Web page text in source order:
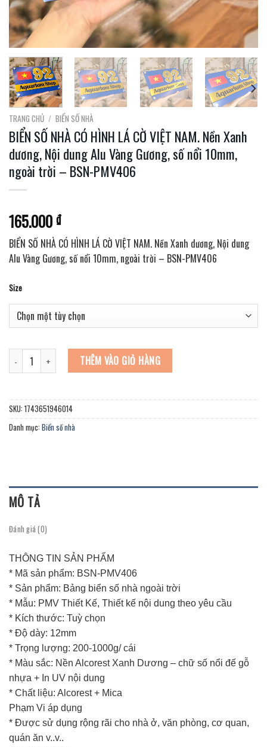
TRANG CHỦ / BIỂN SỐ NHÀ
BIỂN SỐ NHÀ CÓ HÌNH LÁ CỜ VIỆT NAM. Nền Xanh
dương, Nội dung Alu Vàng Gương, số nổi 10mm,
ngoài trời – BSN-PMV406
165.000 ₫
BIỂN SỐ NHÀ CÓ HÌNH LÁ CỜ VIỆT NAM. Nền Xanh dương, Nội dung
Alu Vàng Gương, số nổi 10mm, ngoài trời – BSN-PMV406
Size
BIỂN SỐ NHÀ CÓ HÌNH LÁ CỜ VIỆT NAM. Nền Xanh dương, Nội dung Alu
THÊM VÀO GIỎ HÀNG
SKU: 1743651946014
Danh mục: Biển số nhà
MÔ TẢ
Đánh giá (0)
THÔNG TIN SẢN PHẨM
* Mã sản phẩm: BSN-PMV406
* Sản phẩm: Bảng biển số nhà ngoài trời
* Mẫu: PMV Thiết Kế, Thiết kế nội dung theo yêu cầu
* Kích thước: Tuỳ chọn
* Độ dày: 12mm
* Trọng lượng: 200-1000g/ cái
* Màu sắc: Nền Alcorest Xanh Dương – chữ số nổi đế gỗ
nhựa + In UV nội dung
* Chất liệu: Alcorest + Mica
Phạm Vi áp dụng
* Được sử dụng rộng rãi cho nhà ở, văn phòng, cơ quan,
quán ăn v..v..